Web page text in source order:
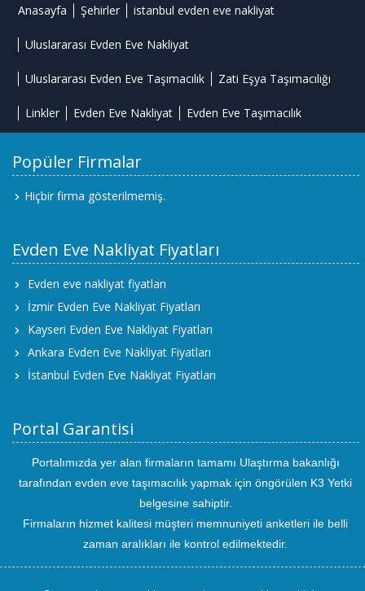
Anasayfa Şehirler istanbul evden eve nakliyat
Uluslararası Evden Eve Nakliyat
Uluslararası Evden Eve Taşımacılık Zati Eşya Taşımacılığı
Linkler Evden Eve Nakliyat Evden Eve Taşımacılık
Popüler Firmalar
Hiçbir firma gösterilmemiş.
Evden Eve Nakliyat Fiyatları
Evden eve nakliyat fiyatları
İzmir Evden Eve Nakliyat Fiyatları
Kayseri Evden Eve Nakliyat Fiyatları
Ankara Evden Eve Nakliyat Fiyatları
İstanbul Evden Eve Nakliyat Fiyatları
Portal Garantisi
Portalımızda yer alan firmaların tamamı Ulaştırma bakanlığı
tarafından evden eve taşımacılık yapmak için öngörülen K3 Yetki
belgesine sahiptir.
Firmaların hizmet kalitesi müşteri memnuniyeti anketleri ile belli
zaman aralıkları ile kontrol edilmektedir.